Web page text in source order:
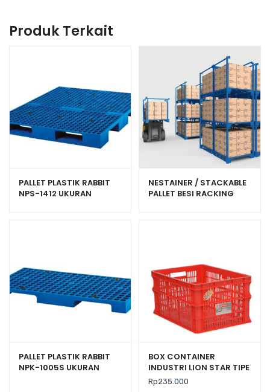
Produk Terkait
PALLET PLASTIK RABBIT
NPS-1412 UKURAN
NESTAINER / STACKABLE
PALLET BESI RACKING
PALLET PLASTIK RABBIT
NPK-1005S UKURAN
BOX CONTAINER
INDUSTRI LION STAR TIPE
IC-28 FORTE CRATE 302
Rp235.000